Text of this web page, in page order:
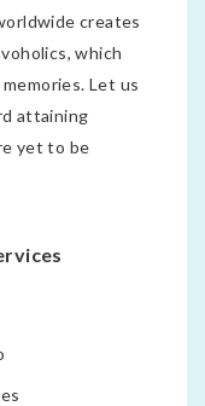
creates
which
Let us
attaining
yet to be